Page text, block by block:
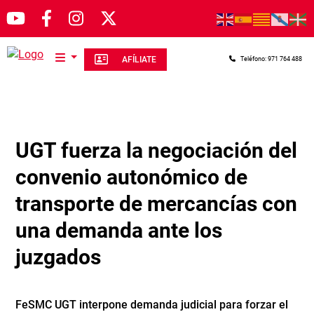
Pasar al contenido principal
AFÍLIATE Teléfono: 971 764 488
UGT fuerza la negociación del
convenio autonómico de
transporte de mercancías con
una demanda ante los
juzgados
FeSMC UGT interpone demanda judicial para forzar el